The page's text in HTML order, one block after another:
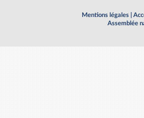
Mentions légales
Assemblée